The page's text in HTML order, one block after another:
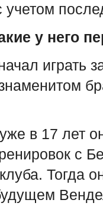
учетом
у него
играть
в 17 лет
с
Тогда